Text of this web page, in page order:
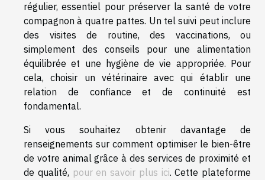
régulier, essentiel pour préserver la santé de votre
compagnon à quatre pattes. Un tel suivi peut inclure
des visites de routine, des vaccinations, ou
simplement des conseils pour une alimentation
équilibrée et une hygiène de vie appropriée. Pour
cela, choisir un vétérinaire avec qui établir une
relation de confiance et de continuité est
fondamental.
Si vous souhaitez obtenir davantage de
renseignements sur comment optimiser le bien-être
de votre animal grâce à des services de proximité et
de qualité, pour en savoir plus ici. Cette plateforme